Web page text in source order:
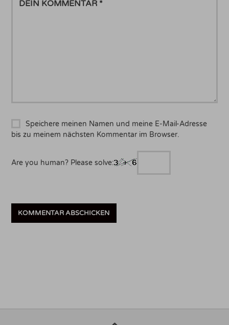
KOMMENTAR
Speichere meinen Namen und meine E-Mail-Adresse
bis zu meinem nächsten Kommentar im Browser.
Are you human? Please solve: